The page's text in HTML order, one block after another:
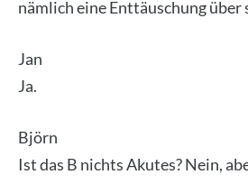
näm­lich eine Ent­täu­schung über
Jan
Ja.
Björn
Ist das B nichts Aku­tes? Nein,